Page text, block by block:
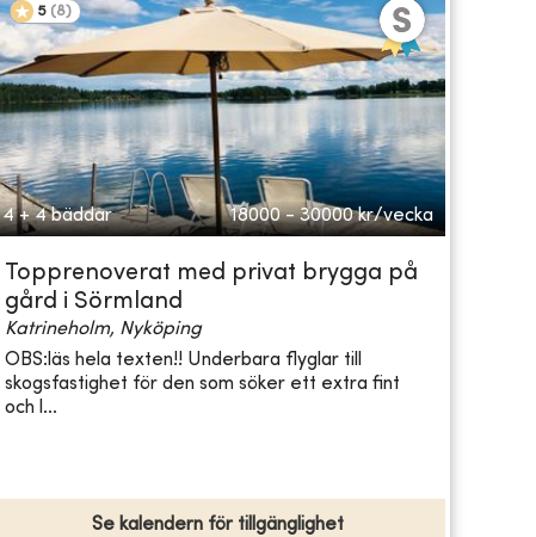
5 (8)
4 + 4 bäddar 18000 - 30000 kr/vecka
Topprenoverat med privat brygga på
gård i Sörmland
Katrineholm, Nyköping
OBS:läs hela texten!! Underbara flyglar till
skogsfastighet för den som söker ett extra fint
och l...
Se kalendern för tillgänglighet